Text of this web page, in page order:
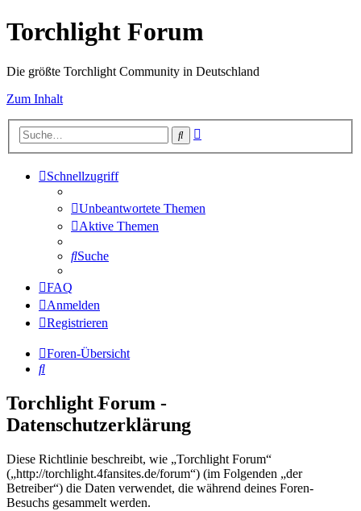
Torchlight Forum
Die größte Torchlight Community in Deutschland
Zum Inhalt
Suche
Schnellzugriff
Unbeantwortete Themen
Aktive Themen
Suche
FAQ
Anmelden
Registrieren
Foren-Übersicht
Suche
Torchlight Forum -
Datenschutzerklärung
Diese Richtlinie beschreibt, wie „Torchlight Forum“
(„http://torchlight.4fansites.de/forum“) (im Folgenden „der
Betreiber“) die Daten verwendet, die während deines Foren-
Besuchs gesammelt werden.